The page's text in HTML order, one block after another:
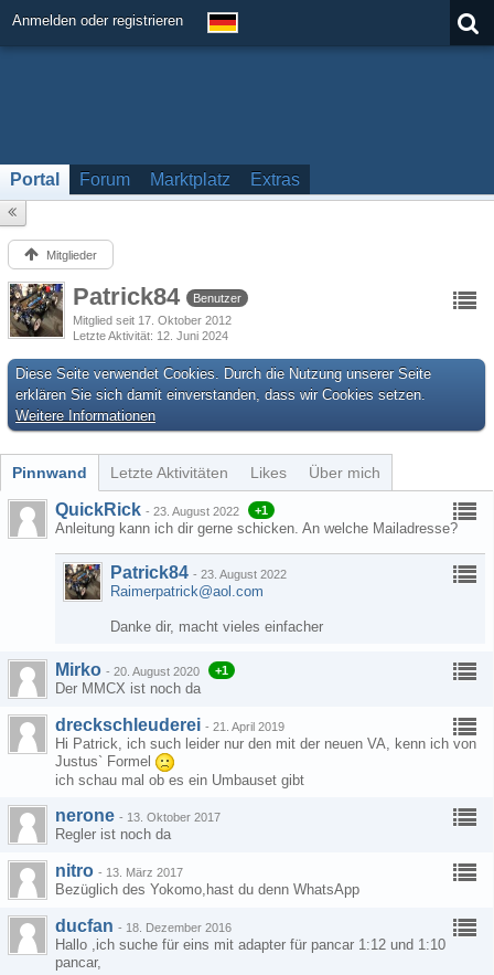
Anmelden oder registrieren
Portal Forum Marktplatz Extras
Mitglieder
Patrick84
Benutzer
Mitglied seit 17. Oktober 2012
Letzte Aktivität 12. Juni 2024
Diese Seite verwendet Cookies. Durch die Nutzung unserer Seite
erklären Sie sich damit einverstanden, dass wir Cookies setzen.
Weitere Informationen
Pinnwand Letzte Aktivitäten Likes Über mich
QuickRick - 23. August 2022 +1
Anleitung kann ich dir gerne schicken. An welche Mailadresse?
Patrick84 - 23. August 2022
Raimerpatrick@aol.com
Danke dir, macht vieles einfacher
Mirko - 20. August 2020 +1
Der MMCX ist noch da
dreckschleuderei - 21. April 2019
Hi Patrick, ich such leider nur den mit der neuen VA, kenn ich von
Justus` Formel
ich schau mal ob es ein Umbauset gibt
nerone - 13. Oktober 2017
Regler ist noch da
nitro - 13. März 2017
Bezüglich des Yokomo,hast du denn WhatsApp
ducfan - 18. Dezember 2016
Hallo ,ich suche für eins mit adapter für pancar 1:12 und 1:10
pancar,